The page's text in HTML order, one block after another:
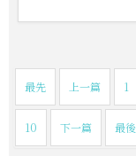
最先 上一篇 1
10 下一篇 最後